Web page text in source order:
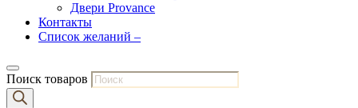
Двери Provance
Контакты
Список желаний –
Поиск товаров